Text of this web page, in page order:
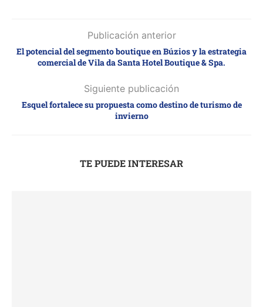
Publicación anterior
El potencial del segmento boutique en Búzios y la estrategia
comercial de Vila da Santa Hotel Boutique & Spa.
Siguiente publicación
Esquel fortalece su propuesta como destino de turismo de
invierno
TE PUEDE INTERESAR